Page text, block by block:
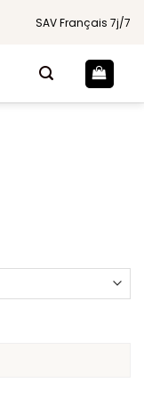
SAV Français 7j/7